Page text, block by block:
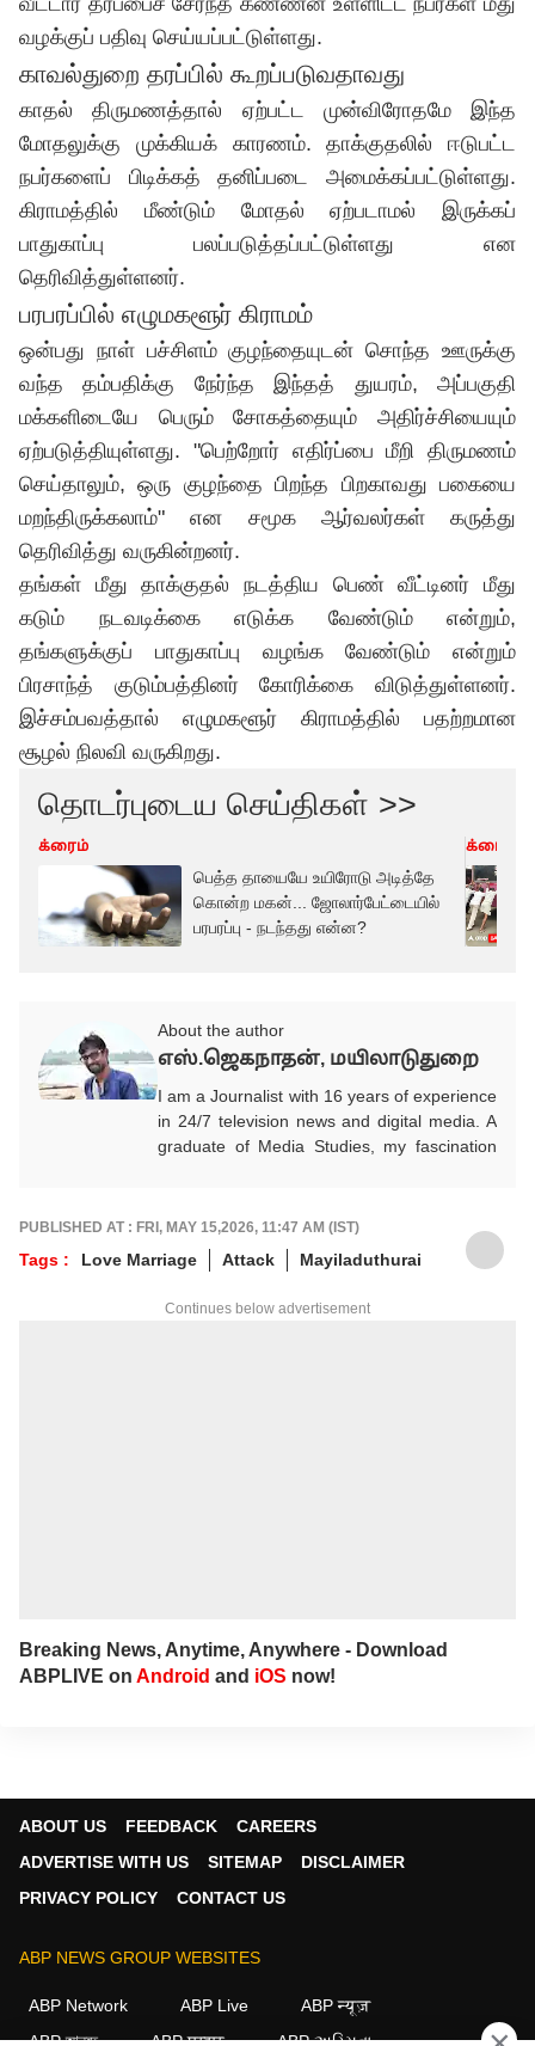
வழக்குப் பதிவு செய்யப்பட்டுள்ளது.
காவல்துறை தரப்பில் கூறப்படுவதாவது
காதல் திருமணத்தால் ஏற்பட்ட முன்விரோதமே இந்த
மோதலுக்கு முக்கியக் காரணம். தாக்குதலில் ஈடுபட்ட
நபர்களைப் பிடிக்கத் தனிப்படை அமைக்கப்பட்டுள்ளது.
கிராமத்தில் மீண்டும் மோதல் ஏற்படாமல் இருக்கப்
பாதுகாப்பு பலப்படுத்தப்பட்டுள்ளது என
தெரிவித்துள்ளனர்.
பரபரப்பில் எழுமகளூர் கிராமம்
ஒன்பது நாள் பச்சிளம் குழந்தையுடன் சொந்த ஊருக்கு
வந்த தம்பதிக்கு நேர்ந்த இந்தத் துயரம், அப்பகுதி
மக்களிடையே பெரும் சோகத்தையும் அதிர்ச்சியையும்
ஏற்படுத்தியுள்ளது. "பெற்றோர் எதிர்ப்பை மீறி திருமணம்
செய்தாலும், ஒரு குழந்தை பிறந்த பிறகாவது பகையை
மறந்திருக்கலாம்" என சமூக ஆர்வலர்கள் கருத்து
தெரிவித்து வருகின்றனர்.
தங்கள் மீது தாக்குதல் நடத்திய பெண் வீட்டினர் மீது
கடும் நடவடிக்கை எடுக்க வேண்டும் என்றும்,
தங்களுக்குப் பாதுகாப்பு வழங்க வேண்டும் என்றும்
பிரசாந்த் குடும்பத்தினர் கோரிக்கை விடுத்துள்ளனர்.
இச்சம்பவத்தால் எழுமகளூர் கிராமத்தில் பதற்றமான
சூழல் நிலவி வருகிறது.
தொடர்புடைய செய்திகள் >>
க்ரைம்
பெத்த தாயையே உயிரோடு அடித்தே
கொன்ற மகன்... ஜோலார்பேட்டையில்
பரபரப்பு - நடந்தது என்ன?
க்ரைம்
About the author
எஸ்.ஜெகநாதன், மயிலாடுதுறை
I am a Journalist with 16 years of experience
in 24/7 television news and digital media. A
graduate of Media Studies, my fascination
professional commitment to Journalism with
truth and social responsibility. I entered
Journalism during the early phase of digital
political developments. I have also taken
dedicated efforts to help ensure government
PUBLISHED AT : FRI, MAY 15,2026, 11:47 AM (IST)
Tags : Love Marriage Attack Mayiladuthurai
Continues below advertisement
Breaking News, Anytime, Anywhere - Download
ABPLIVE on Android and iOS now!
ABOUT US FEEDBACK
CAREERS
ADVERTISE WITH US
SITEMAP
DISCLAIMER
PRIVACY POLICY
CONTACT US
ABP NEWS GROUP WEBSITES
ABP Network ABP Live
ABP न्यूज़
ABP আনন্দ
ABP माझा ABP અસ્મિતા